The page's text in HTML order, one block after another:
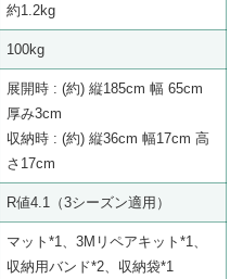
約1.2kg
100kg
展開時 : (約) 縦185cm 幅 65cm
厚み3cm
収納時 : (約) 縦36cm 幅17cm 高
さ17cm
R値4.1（3シーズン適用）
マット*1、3Mリペアキット*1、
収納用バンド*2、収納袋*1